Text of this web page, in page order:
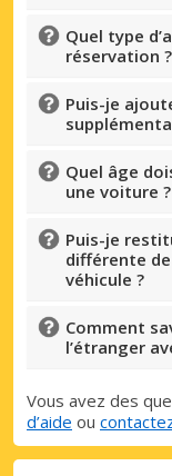
Quel type
réservation ?
Puis-je
Quel âge
une voiture ?
Puis-je
différente
véhicule ?
Comment
l’étranger
Vous avez des
d’aide ou